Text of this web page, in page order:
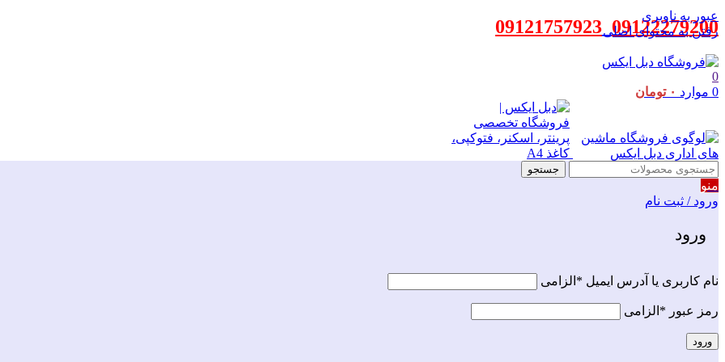
عبور به ناوبری
رفتن به محتوای اصلی
09122279200
09121757923
0
0 موارد ۰ تومان
جستجو
منو
ورود / ثبت نام
ورود
نام کاربری یا آدرس ایمیل * الزامی
رمز عبور * الزامی
ورود